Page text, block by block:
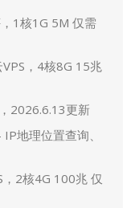
1核1G 5M 仅需
，4核8G 15兆
2026.6.13更新
地理位置查询、
2核4G 100兆 仅